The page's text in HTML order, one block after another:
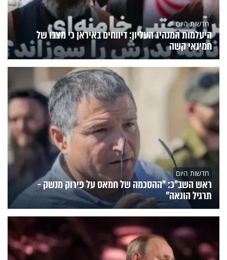
חדשות היום
היעלמות המנהיג העליון: דיווחים באיראן כי מצבו של
חמינאי קשה
חדשות היום
ראש השב"כ: "ההסכמה של חמאס על פירוק מנשק -
תרגיל הונאה"